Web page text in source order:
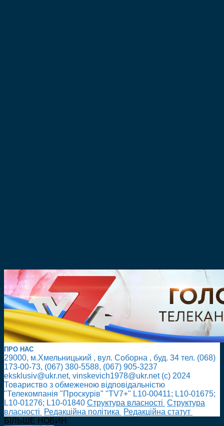
ПРО НАС
29000, м.Хмельницький , вул. Соборна , буд. 34 тел. (068)
173-00-73, (067) 380-5588, (067) 905-3237
eksklusiv@ukr.net, vinskevich1978@ukr.net (с) 2024
Товариство з обмеженою відповідальністю
"Телекомпанія "Проскурів" "TV7+" L10-00411; L10-01675;
L10-01276; L10-01840 Cтруктура власності Cтруктура
власності
Редакційна політика
Редакційна статут
БІЛЬШЕ НОВИН